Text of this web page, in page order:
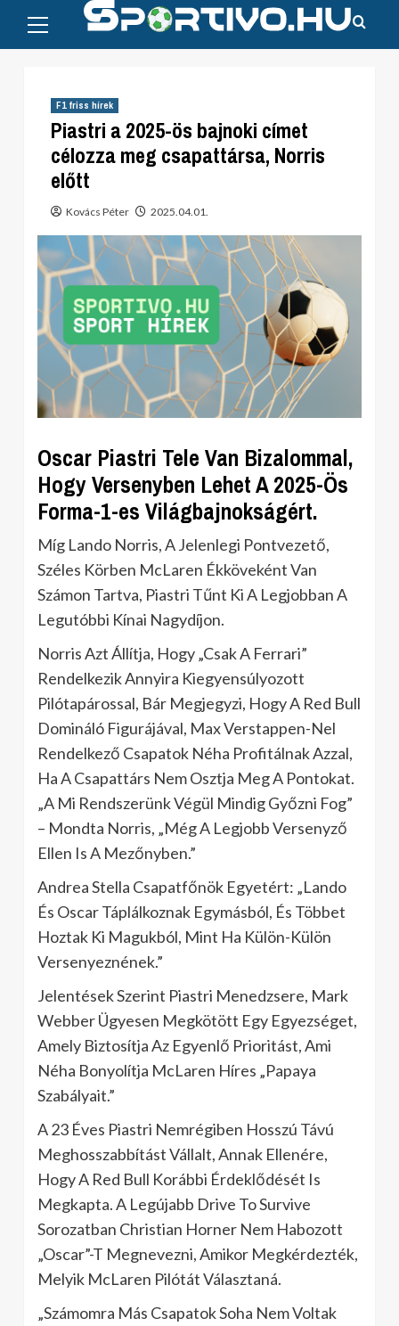
content
Menu
F1 friss hírek
Piastri a 2025-ös bajnoki címet
célozza meg csapattársa, Norris
előtt
Kovács Péter 2025.04.01.
Oscar Piastri Tele Van Bizalommal,
Hogy Versenyben Lehet A 2025-Ös
Forma-1-es Világbajnokságért.
Míg Lando Norris, A Jelenlegi Pontvezető,
Széles Körben McLaren Ékköveként Van
Számon Tartva, Piastri Tűnt Ki A Legjobban A
Legutóbbi Kínai Nagydíjon.
Norris Azt Állítja, Hogy „Csak A Ferrari”
Rendelkezik Annyira Kiegyensúlyozott
Pilótapárossal, Bár Megjegyzi, Hogy A Red Bull
Domináló Figurájával, Max Verstappen-Nel
Rendelkező Csapatok Néha Profitálnak Azzal,
Ha A Csapattárs Nem Osztja Meg A Pontokat.
„A Mi Rendszerünk Végül Mindig Győzni Fog”
– Mondta Norris, „Még A Legjobb Versenyző
Ellen Is A Mezőnyben.”
Andrea Stella Csapatfőnök Egyetért: „Lando
És Oscar Táplálkoznak Egymásból, És Többet
Hoztak Ki Magukból, Mint Ha Külön-Külön
Versenyeznének.”
Jelentések Szerint Piastri Menedzsere, Mark
Webber Ügyesen Megkötött Egy Egyezséget,
Amely Biztosítja Az Egyenlő Prioritást, Ami
Néha Bonyolítja McLaren Híres „Papaya
Szabályait.”
A 23 Éves Piastri Nemrégiben Hosszú Távú
Meghosszabbítást Vállalt, Annak Ellenére,
Hogy A Red Bull Korábbi Érdeklődését Is
Megkapta. A Legújabb Drive To Survive
Sorozatban Christian Horner Nem Habozott
„Oscar”-T Megnevezni, Amikor Megkérdezték,
Melyik McLaren Pilótát Választaná.
„Számomra Más Csapatok Soha Nem Voltak